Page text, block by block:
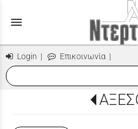
menu
Login | Επικοινωνία |